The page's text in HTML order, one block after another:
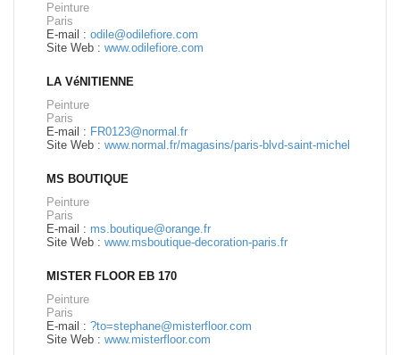
Peinture
Paris
E-mail : odile@odilefiore.com
Site Web : www.odilefiore.com
LA VéNITIENNE
Peinture
Paris
E-mail : FR0123@normal.fr
Site Web : www.normal.fr/magasins/paris-blvd-saint-michel
MS BOUTIQUE
Peinture
Paris
E-mail : ms.boutique@orange.fr
Site Web : www.msboutique-decoration-paris.fr
MISTER FLOOR EB 170
Peinture
Paris
E-mail : ?to=stephane@misterfloor.com
Site Web : www.misterfloor.com